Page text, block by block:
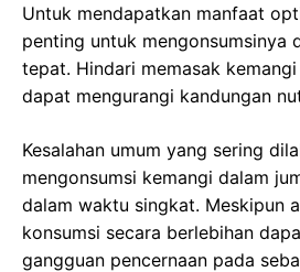
Untuk mendapatkan manfaat
penting untuk mengonsumsinya
tepat. Hindari memasak
dapat mengurangi kandungan
Kesalahan umum yang sering
mengonsumsi kemangi dalam
dalam waktu singkat. Meskipun
konsumsi secara berlebihan
gangguan pencernaan pada